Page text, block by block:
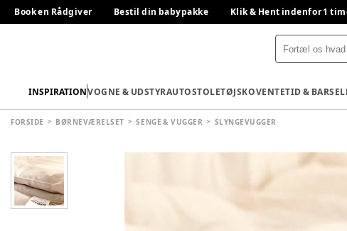
Book en Rådgiver Bestil din babypakke Klik & Hent indenfor 1
INSPIRATIONVOGNE & UDSTYRAUTOSTOLETØJSKOVENTETID & BARSEL
FORSIDE BØRNEVÆRELSET SENGE & VUGGER SLYNGEVUGGER